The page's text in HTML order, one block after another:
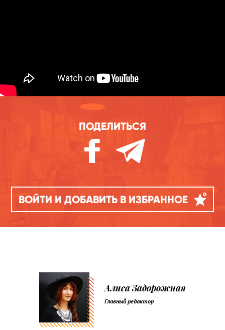
ПОДЕЛИТЬСЯ
ВОЙТИ И ДОБАВИТЬ В ИЗБРАННОЕ
Алиса Задорожная
Главный редактор